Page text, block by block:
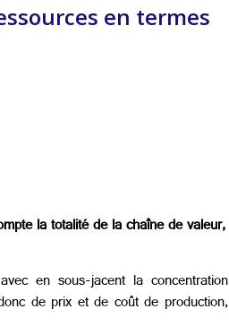
en termes
la totalité de la chaîne de valeur,
en sous-jacent la concentration
de prix et de coût de production,